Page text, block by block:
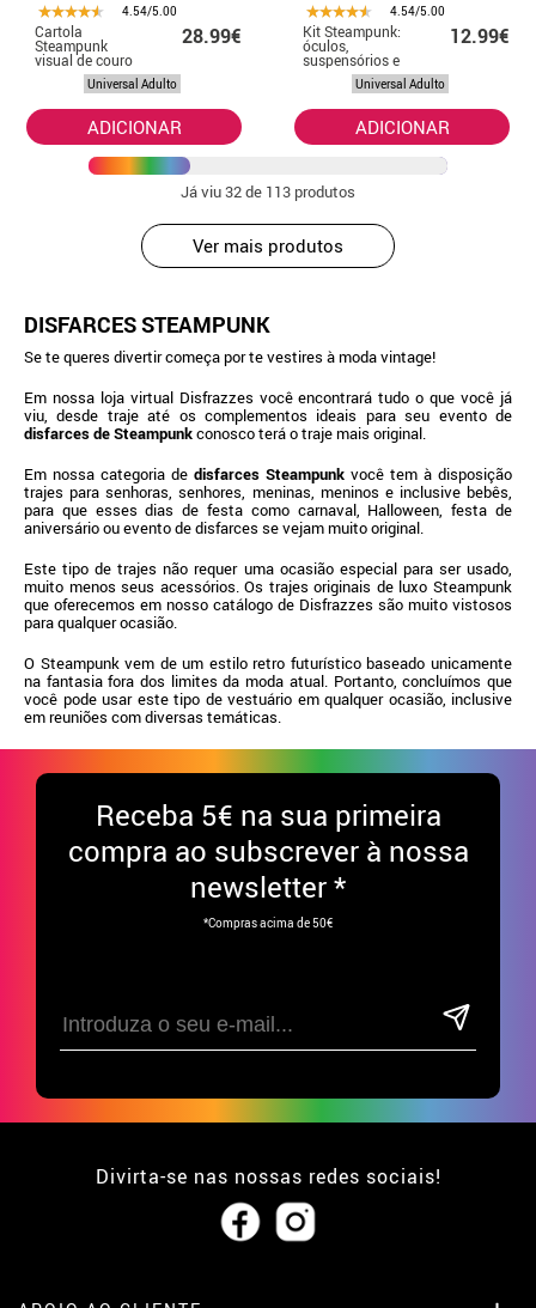
4.54/5.00
Cartola
Steampunk
visual de couro
envelhecido
28.99€
Universal Adulto
ADICIONAR
4.54/5.00
Kit Steampunk:
óculos,
suspensórios e
gravata
borboleta
12.99€
Universal Adulto
ADICIONAR
Já viu32de 113 produtos
Ver mais produtos
DISFARCES STEAMPUNK
Se te queres divertir começa por te vestires à moda vintage!
Em nossa loja virtual Disfrazzes você encontrará tudo o que você já
viu, desde traje até os complementos ideais para seu evento de
disfarces de Steampunkconosco terá o traje mais original.
Em nossa categoria de disfarces Steampunk você tem à disposição
trajes para senhoras, senhores, meninas, meninos e inclusive bebês,
para que esses dias de festa como carnaval, Halloween, festa de
aniversário ou evento de disfarces se vejam muito original.
Este tipo de trajes não requer uma ocasião especial para ser usado,
muito menos seus acessórios. Os trajes originais de luxo Steampunk
que oferecemos em nosso catálogo de Disfrazzes são muito vistosos
para qualquer ocasião.
O Steampunk vem de um estilo retro futurístico baseado unicamente
na fantasia fora dos limites da moda atual. Portanto, concluímos que
você pode usar este tipo de vestuário em qualquer ocasião, inclusive
em reuniões com diversas temáticas.
Receba 5€ na sua primeira
compra ao subscrever à nossa
newsletter *
*Compras acima de 50€
Divirta-se nas nossas redes sociais!